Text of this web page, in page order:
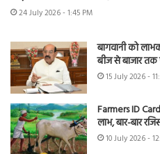
24 July 2026 - 1:45 PM
बागवानी को
बीज से बाजार तक
15 July 2026 -
Farmers ID
लाभ, बार-बार
10 July 2026 -